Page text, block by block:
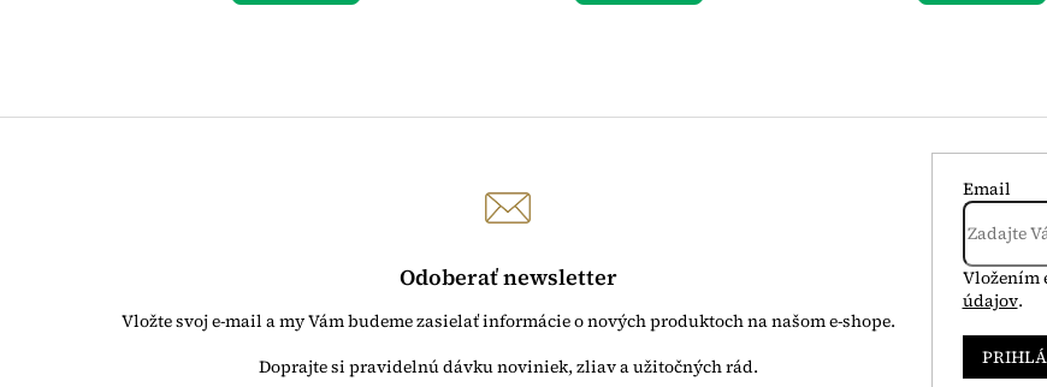
Odoberať newsletter
Vložte svoj e-mail a my Vám budeme zasielať informácie o nových produktoch na našom e-shope.
Email
Vložením
údajov.